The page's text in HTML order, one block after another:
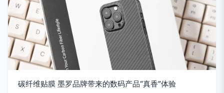
碳纤维贴膜 墨罗品牌带来的数码产品“真香”体验